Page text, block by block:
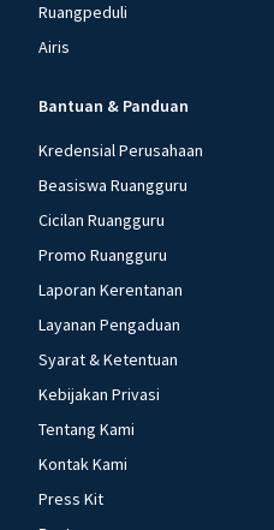
Ruangpeduli
Airis
Bantuan & Panduan
Kredensial Perusahaan
Beasiswa Ruangguru
Cicilan Ruangguru
Promo Ruangguru
Laporan Kerentanan
Layanan Pengaduan
Syarat & Ketentuan
Kebijakan Privasi
Tentang Kami
Kontak Kami
Press Kit